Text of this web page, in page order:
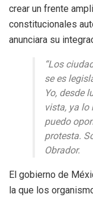
crear un frente
constitucionales
anunciara su
“Los
se es
Yo, desde
vista, ya lo
puedo
protesta.
Obrador.
El gobierno de
la que los